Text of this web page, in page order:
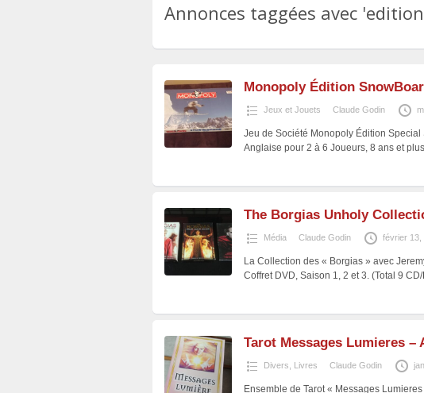
Annonces taggées avec
Monopoly Édition
Jeux et Jouets Claude Godin
Jeu de Société Monopoly Édition
Anglaise pour 2 à 6 Joueurs, 8 ans et
The Borgias Unholy
Média Claude Godin février 13,
La Collection des « Borgias » avec
Coffret DVD, Saison 1, 2 et 3. (Total 9
Tarot Messages Lumieres –
Divers Livres Claude Godin
Ensemble de Tarot « Messages